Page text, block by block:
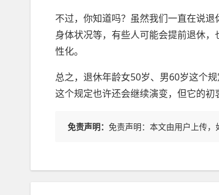
不过，你知道吗？虽然我们一直在说
身体状况等，有些人可能会提前退休
性化。
总之，退休年龄女50岁、男60岁这个
这个规定也许还会继续演变，但它的
免责声明： 免责声明：本文由用户上传，